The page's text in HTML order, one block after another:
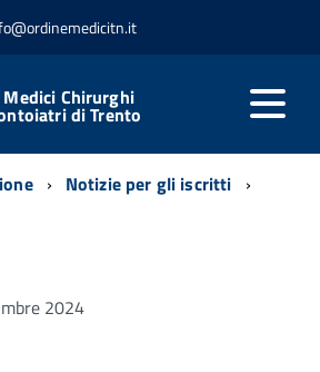
Chirurghi
di Trento
Notizie per gli iscritti
2024